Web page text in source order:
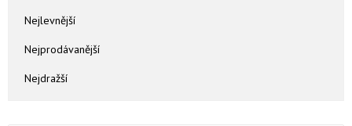
Nejlevnější
Nejprodávanější
Nejdražší